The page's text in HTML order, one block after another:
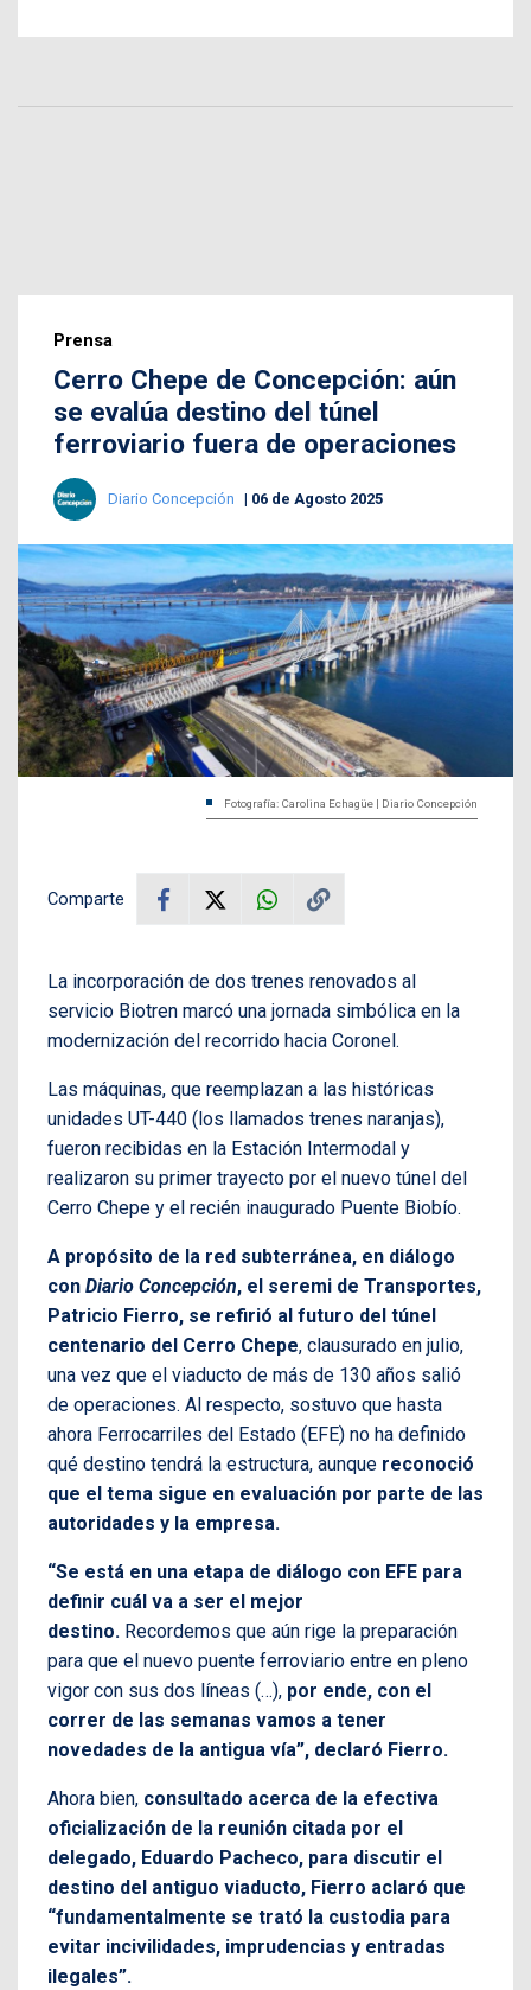
Prensa
Cerro Chepe de Concepción: aún
se evalúa destino del túnel
ferroviario fuera de operaciones
Diario Concepción 06 de Agosto 2025
Fotografía: Carolina Echagüe | Diario Concepción
Comparte
La incorporación de dos trenes renovados al
servicio Biotren marcó una jornada simbólica en la
modernización del recorrido hacia Coronel.
Las máquinas, que reemplazan a las históricas
unidades UT-440 (los llamados trenes naranjas),
fueron recibidas en la Estación Intermodal y
realizaron su primer trayecto por el nuevo túnel del
Cerro Chepe y el recién inaugurado Puente Biobío.
A propósito de la red subterránea, en diálogo
con Diario Concepción, el seremi de Transportes,
Patricio Fierro, se refirió al futuro del túnel
centenario del Cerro Chepe, clausurado en julio,
una vez que el viaducto de más de 130 años salió
de operaciones. Al respecto, sostuvo que hasta
ahora Ferrocarriles del Estado (EFE) no ha definido
qué destino tendrá la estructura, aunque reconoció
que el tema sigue en evaluación por parte de las
autoridades y la empresa.
“Se está en una etapa de diálogo con EFE para
definir cuál va a ser el mejor
destino. Recordemos que aún rige la preparación
para que el nuevo puente ferroviario entre en pleno
vigor con sus dos líneas (…), por ende, con el
correr de las semanas vamos a tener
novedades de la antigua vía”, declaró Fierro.
Ahora bien, consultado acerca de la efectiva
oficialización de la reunión citada por el
delegado, Eduardo Pacheco, para discutir el
destino del antiguo viaducto, Fierro aclaró que
“fundamentalmente se trató la custodia para
evitar incivilidades, imprudencias y entradas
ilegales”.